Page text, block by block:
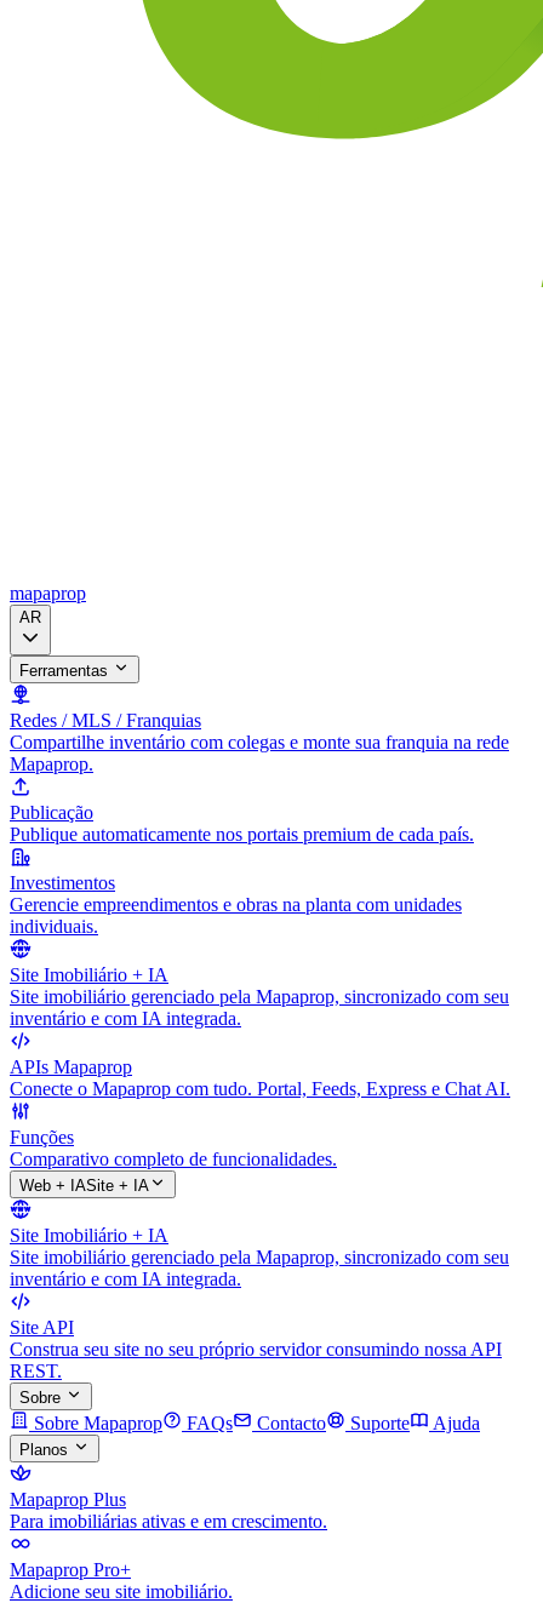
mapaprop
AR
Ferramentas
Redes / MLS / Franquias
Compartilhe inventário com colegas e monte sua franquia na rede
Mapaprop.
Publicação
Publique automaticamente nos portais premium de cada país.
Investimentos
Gerencie empreendimentos e obras na planta com unidades
individuais.
Site Imobiliário + IA
Site imobiliário gerenciado pela Mapaprop, sincronizado com seu
inventário e com IA integrada.
APIs Mapaprop
Conecte o Mapaprop com tudo. Portal, Feeds, Express e Chat AI.
Funções
Comparativo completo de funcionalidades.
Web + IASite + IA
Site Imobiliário + IA
Site imobiliário gerenciado pela Mapaprop, sincronizado com seu
inventário e com IA integrada.
Site API
Construa seu site no seu próprio servidor consumindo nossa API
REST.
Sobre
Sobre Mapaprop FAQs Contacto Suporte Ajuda
Planos
Mapaprop Plus
Para imobiliárias ativas e em crescimento.
Mapaprop Pro+
Adicione seu site imobiliário.